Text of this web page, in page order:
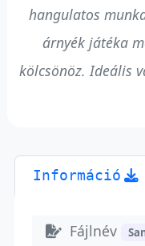
hangulatos
árnyék játéka
kölcsönöz. Ideális
Információ
Fájlnév